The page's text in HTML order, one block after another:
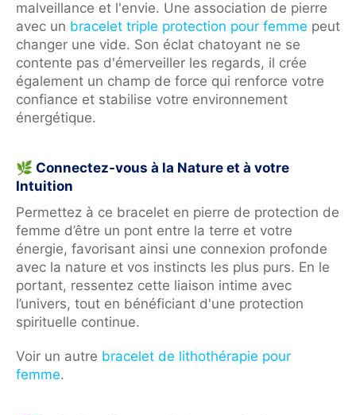
malveillance et l'envie. Une association de pierre
avec un bracelet triple protection pour femme peut
changer une vide. Son éclat chatoyant ne se
contente pas d'émerveiller les regards, il crée
également un champ de force qui renforce votre
confiance et stabilise votre environnement
énergétique.
🌿 Connectez-vous à la Nature et à votre
Intuition
Permettez à ce bracelet en pierre de protection de
femme d’être un pont entre la terre et votre
énergie, favorisant ainsi une connexion profonde
avec la nature et vos instincts les plus purs. En le
portant, ressentez cette liaison intime avec
l’univers, tout en bénéficiant d'une protection
spirituelle continue.
Voir un autre bracelet de lithothérapie pour
femme.